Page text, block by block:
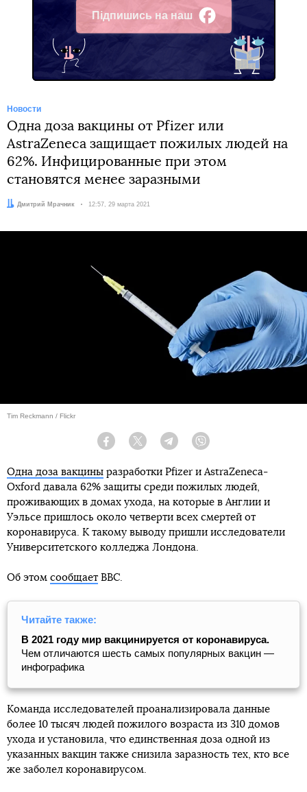
Підпишись на наш
Facebook
Новости
Одна доза вакцины от Pfizer или
AstraZeneca защищает пожилых людей на
62%. Инфицированные при этом
становятся менее заразными
Автор:
Дмитрий Мрачник Дата:
12:57, 29 марта 2021
Tim Reckmann / Flickr
Facebook Twitter Telegram
Одна доза вакцины разработки Pfizer и AstraZeneca-
Oxford давала 62% защиты среди пожилых людей,
проживающих в домах ухода, на которые в Англии и
Уэльсе пришлось около четверти всех смертей от
коронавируса. К такому выводу пришли исследователи
Университетского колледжа Лондона.
Об этом сообщает BBC.
Читайте также:
В 2021 году мир вакцинируется от коронавируса.
Чем отличаются шесть самых популярных вакцин —
инфографика
Команда исследователей проанализировала данные
более 10 тысяч людей пожилого возраста из 310 домов
ухода и установила, что единственная доза одной из
указанных вакцин также снизила заразность тех, кто все
же заболел коронавирусом.